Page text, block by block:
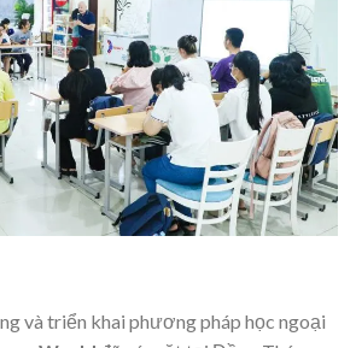
và triển khai phương pháp học ngoại